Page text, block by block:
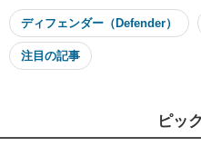
ディフェンダー（Defender）
注目の記事
ピッ